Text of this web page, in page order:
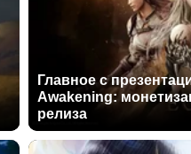
Главное с
Awakening:
релиза